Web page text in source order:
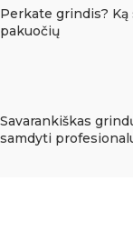
Perkate grindis?
pakuočių
Savarankiškas
samdyti